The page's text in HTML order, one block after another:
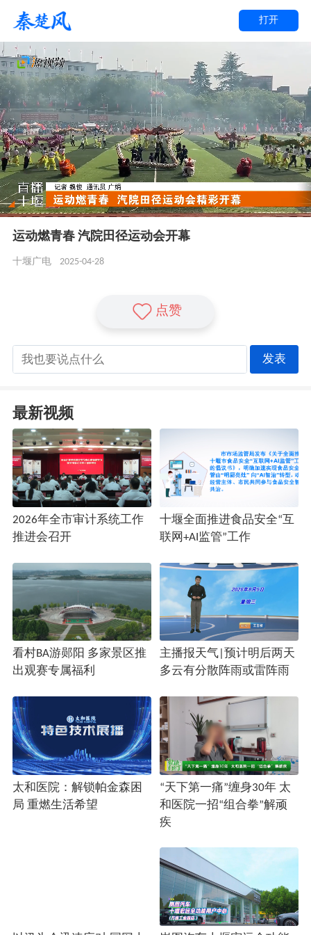
打开
运动燃青春 汽院田径运动会开幕
十堰广电 2025-04-28
点赞
发表
最新视频
2026年全市审计系统工作
推进会召开
十堰全面推进食品安全“互
联网+AI监管”工作
看村BA游郧阳 多家景区推
出观赛专属福利
主播报天气|预计明后两天
多云有分散阵雨或雷阵雨
太和医院：解锁帕金森困
局 重燃生活希望
“天下第一痛”缠身30年 太
和医院一招“组合拳”解顽
疾